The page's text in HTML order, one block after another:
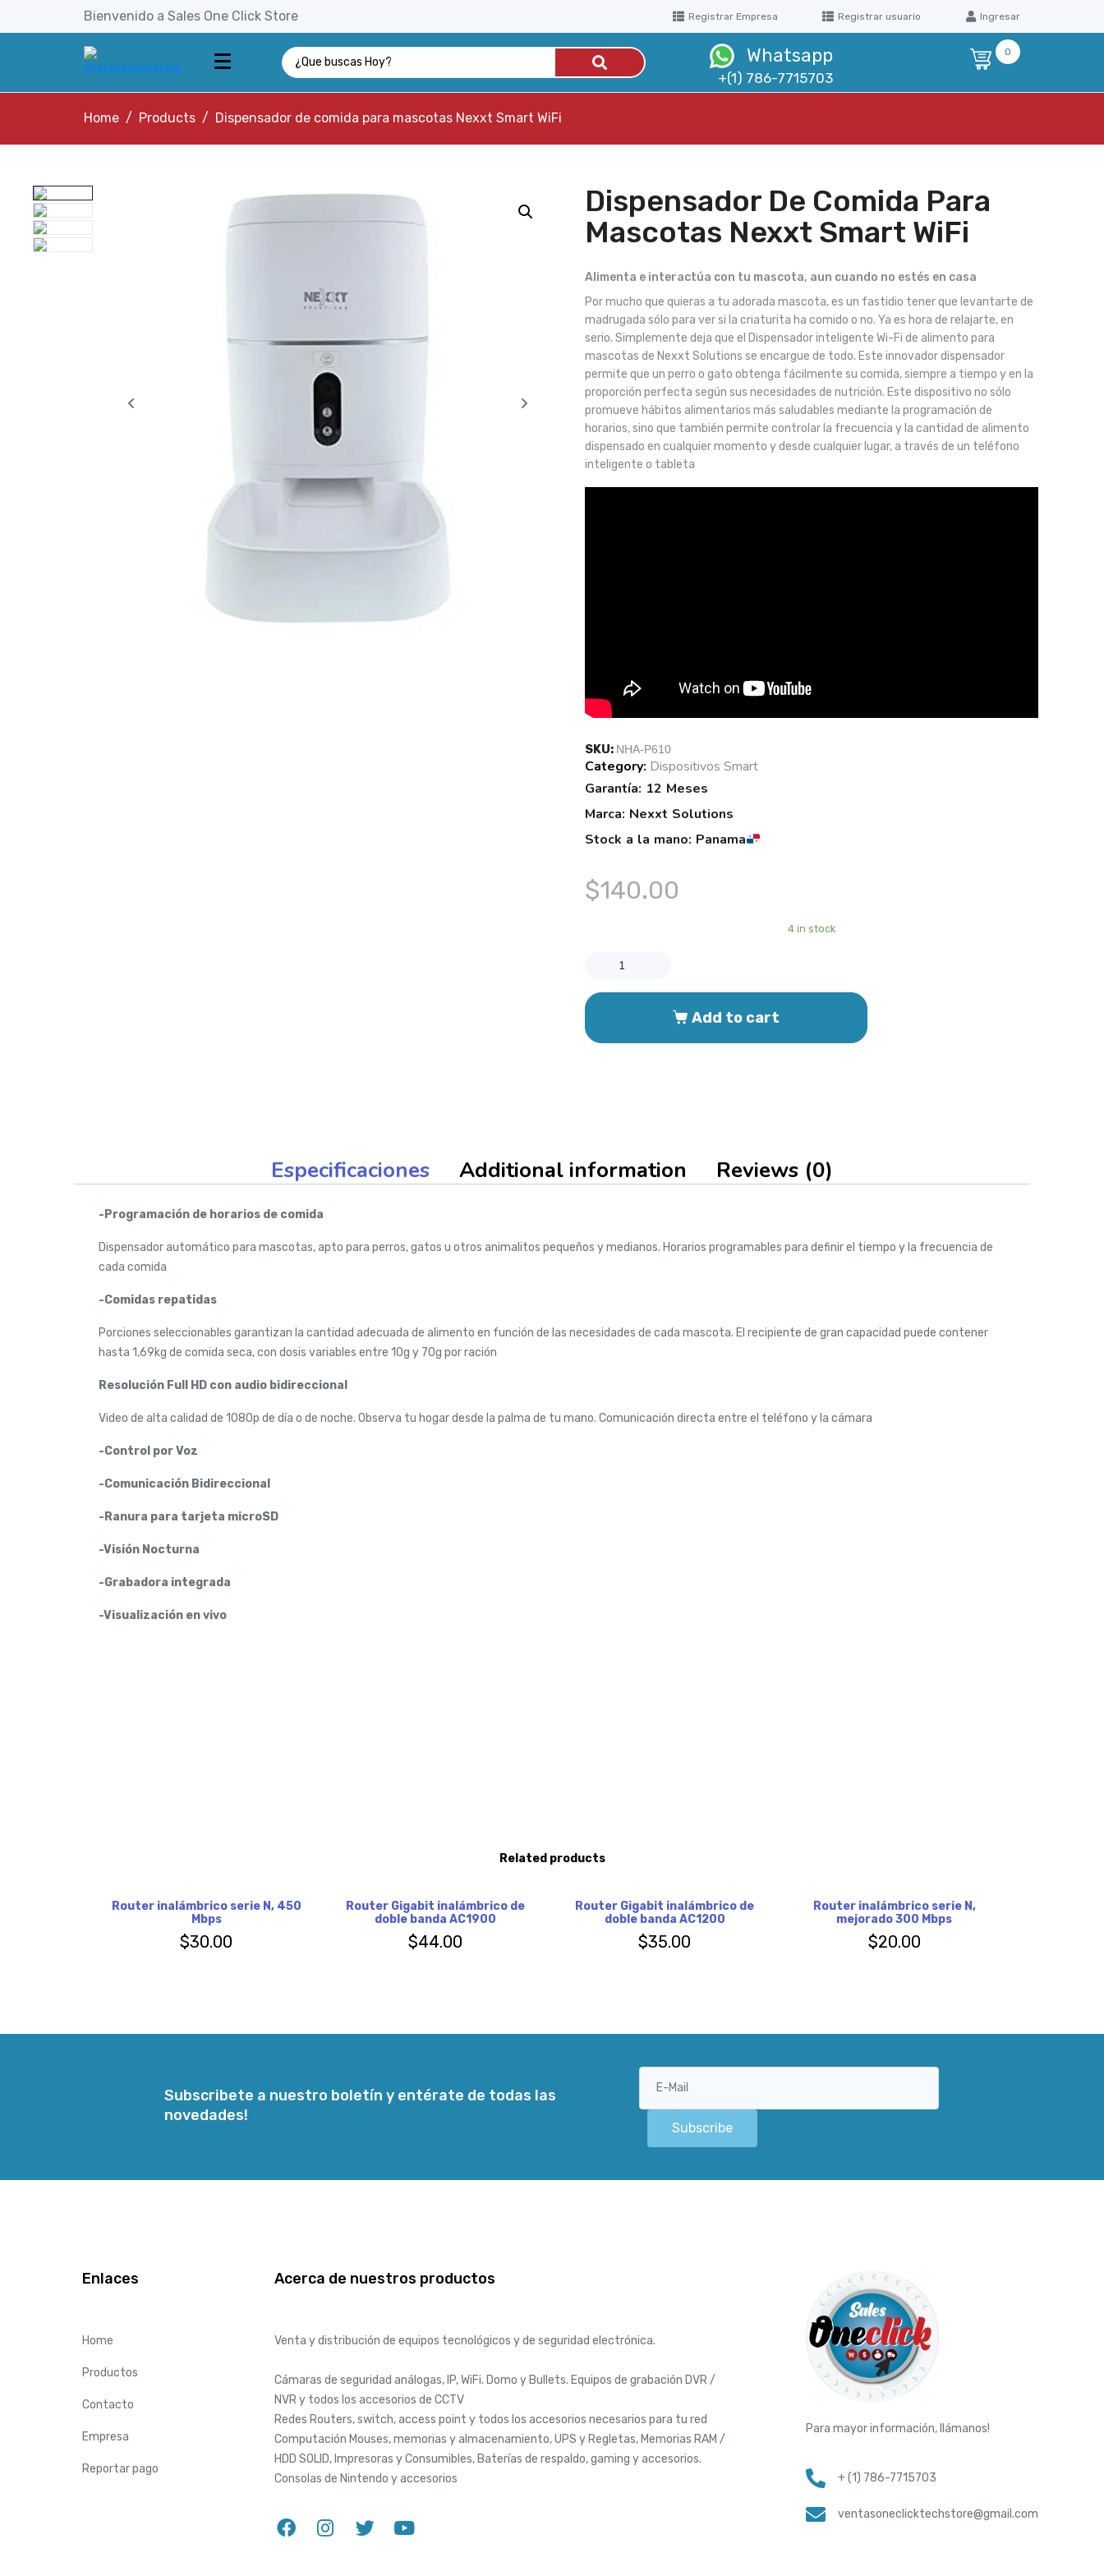
Bienvenido a Sales One Click Store Registrar Empresa Registrar usuario Ingresar
Whatsapp
+(1) 786-7715703
0
Home Products Dispensador de comida para mascotas Nexxt Smart WiFi
Dispensador De Comida Para
Mascotas Nexxt Smart WiFi
Alimenta e interactúa con tu mascota, aun cuando no estés en casa
Por mucho que quieras a tu adorada mascota, es un fastidio tener que levantarte de
madrugada sólo para ver si la criaturita ha comido o no. Ya es hora de relajarte, en
serio. Simplemente deja que el Dispensador inteligente Wi-Fi de alimento para
mascotas de Nexxt Solutions se encargue de todo. Este innovador dispensador
permite que un perro o gato obtenga fácilmente su comida, siempre a tiempo y en la
proporción perfecta según sus necesidades de nutrición. Este dispositivo no sólo
promueve hábitos alimentarios más saludables mediante la programación de
horarios, sino que también permite controlar la frecuencia y la cantidad de alimento
dispensado en cualquier momento y desde cualquier lugar, a través de un teléfono
inteligente o tableta
SKU: NHA-P610
Category: Dispositivos Smart
Garantía: 12 Meses
Marca: Nexxt Solutions
Stock a la mano: Panama
$140.00
4 in stock
Add to cart
Especificaciones Additional information Reviews (0)
-Programación de horarios de comida
Dispensador automático para mascotas, apto para perros, gatos u otros animalitos pequeños y medianos. Horarios programables para definir el tiempo y la frecuencia de
cada comida
-Comidas repatidas
Porciones seleccionables garantizan la cantidad adecuada de alimento en función de las necesidades de cada mascota. El recipiente de gran capacidad puede contener
hasta 1,69kg de comida seca, con dosis variables entre 10g y 70g por ración
Resolución Full HD con audio bidireccional
Video de alta calidad de 1080p de día o de noche. Observa tu hogar desde la palma de tu mano. Comunicación directa entre el teléfono y la cámara
-Control por Voz
-Comunicación Bidireccional
-Ranura para tarjeta microSD
-Visión Nocturna
-Grabadora integrada
-Visualización en vivo
Related products
Router inalámbrico serie N, 450
Mbps
$30.00
Router Gigabit inalámbrico de
doble banda AC1900
$44.00
Router Gigabit inalámbrico de
doble banda AC1200
$35.00
Router inalámbrico serie N,
mejorado 300 Mbps
$20.00
Subscribete a nuestro boletín y entérate de todas las
novedades!
Subscribe
Enlaces
Home
Productos
Contacto
Empresa
Reportar pago
Acerca de nuestros productos
Venta y distribución de equipos tecnológicos y de seguridad electrónica.
Cámaras de seguridad análogas, IP, WiFi. Domo y Bullets. Equipos de grabación DVR /
NVR y todos los accesorios de CCTV
Redes Routers, switch, access point y todos los accesorios necesarios para tu red
Computación Mouses, memorias y almacenamiento, UPS y Regletas, Memorias RAM /
HDD SOLID, Impresoras y Consumibles, Baterías de respaldo, gaming y accesorios.
Consolas de Nintendo y accesorios
Para mayor información, llámanos!
+ (1) 786-7715703
ventasoneclicktechstore@gmail.com